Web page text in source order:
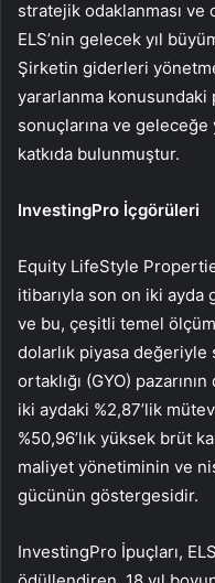
stratejik odaklanması
ELS’nin gelecek yıl
Şirketin giderleri
yararlanma konusundaki
sonuçlarına ve
katkıda bulunmuştur.
InvestingPro İçgörüleri
Equity LifeStyle
itibarıyla son on iki
ve bu, çeşitli temel
dolarlık piyasa değeriyle
ortaklığı (GYO)
iki aydaki %2,87’lik
%50,96’lık yüksek brüt
maliyet yönetiminin ve
gücünün göstergesidir.
InvestingPro İpuçları,